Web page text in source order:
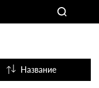
Название